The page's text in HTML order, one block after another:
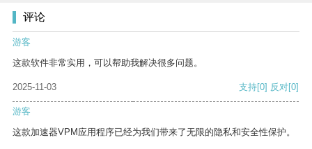
评论
游客
这款软件非常实用，可以帮助我解决很多问题。
2025-11-03 支持[0] 反对[0]
游客
这款加速器VPM应用程序已经为我们带来了无限的隐私和安全性保护。